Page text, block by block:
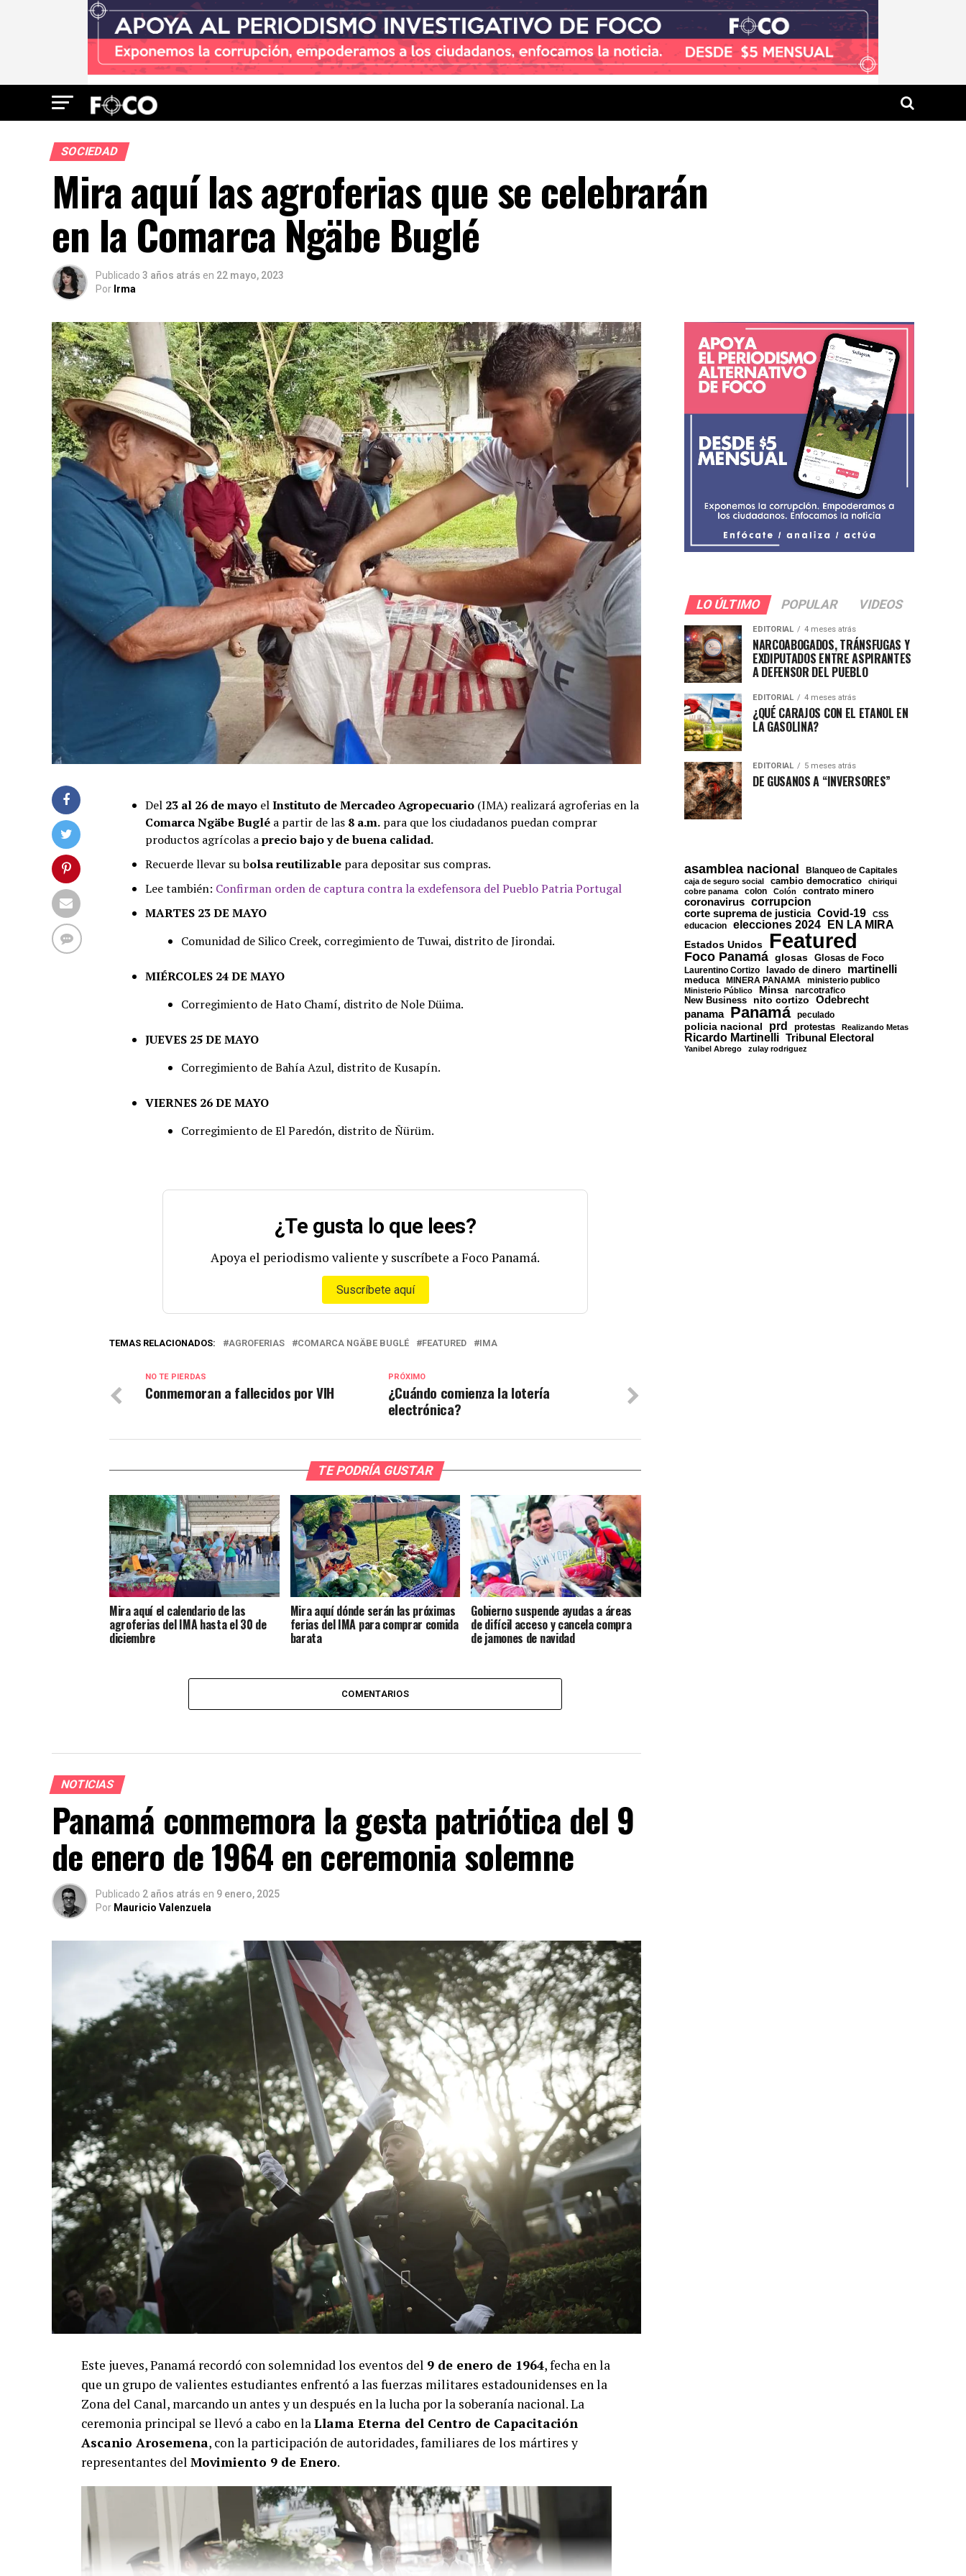
SOCIEDAD
Mira aquí las agroferias que se celebrarán
en la Comarca Ngäbe Buglé
Publicado 3 años atrás en 22 mayo, 2023
Por Irma
Del 23 al 26 de mayo elInstituto de Mercadeo Agropecuario (IMA) realizará agroferias en la
Comarca Ngäbe Buglé a partir de las 8 a.m. para que los ciudadanos puedan comprar
productos agrícolas aprecio bajo y de buena calidad.
Recuerde llevar su bolsa reutilizable para depositar sus compras.
Lee también: Confirman orden de captura contra la exdefensora del Pueblo Patria Portugal
MARTES 23 DE MAYO
Comunidad de Silico Creek, corregimiento de Tuwai, distrito de Jirondai.
MIÉRCOLES 24 DE MAYO
Corregimiento de Hato Chamí, distrito de Nole Düima.
JUEVES 25 DE MAYO
Corregimiento de Bahía Azul, distrito de Kusapín.
VIERNES 26 DE MAYO
Corregimiento de El Paredón, distrito de Ñürüm.
¿Te gusta lo que lees?
Apoya el periodismo valiente y suscríbete a Foco Panamá.
Suscríbete aquí
TEMAS RELACIONADOS: AGROFERIAS COMARCA NGÄBE BUGLÉ FEATURED IMA
PRÓXIMO
¿Cuándo comienza la lotería
electrónica?
NO TE PIERDAS
Conmemoran a fallecidos por VIH
TE PODRÍA GUSTAR
Mira aquí el calendario de las
agroferias del IMA hasta el 30 de
diciembre
Mira aquí dónde serán las próximas
ferias del IMA para comprar comida
barata
Gobierno suspende ayudas a áreas
de difícil acceso y cancela compra
de jamones de navidad
COMENTARIOS
NOTICIAS
Panamá conmemora la gesta patriótica del 9
de enero de 1964 en ceremonia solemne
Publicado 2 años atrás en 9 enero, 2025
Por Mauricio Valenzuela
Este jueves, Panamá recordó con solemnidad los eventos del 9 de enero de 1964, fecha en la
que un grupo de valientes estudiantes enfrentó a las fuerzas militares estadounidenses en la
Zona del Canal, marcando un antes y un después en la lucha por la soberanía nacional. La
ceremonia principal se llevó a cabo en la Llama Eterna del Centro de Capacitación
Ascanio Arosemena, con la participación de autoridades, familiares de los mártires y
representantes del Movimiento 9 de Enero.
LO ÚLTIMO POPULAR VIDEOS
EDITORIAL 4 meses atrás
NARCOABOGADOS, TRÁNSFUGAS Y
EXDIPUTADOS ENTRE ASPIRANTES
A DEFENSOR DEL PUEBLO
EDITORIAL 4 meses atrás
¿QUÉ CARAJOS CON EL ETANOL EN
LA GASOLINA?
EDITORIAL 5 meses atrás
DE GUSANOS A “INVERSORES”
asamblea nacional Blanqueo de Capitales
caja de seguro social cambio democratico
chiriqui
cobre panama
colon Colón contrato minero
coronavirus corrupcion
corte suprema de justicia Covid-19 CSS
educacion elecciones 2024 EN LA MIRA
Estados Unidos Featured
Foco Panamá glosas Glosas de Foco
Laurentino Cortizo lavado de dinero martinelli
meduca MINERA PANAMA ministerio publico
Ministerio Público Minsa
narcotrafico
New Business
nito cortizo Odebrecht
panama Panamá peculado
policia nacional prd protestas Realizando Metas
Ricardo Martinelli Tribunal Electoral
Yanibel Abrego zulay rodriguez